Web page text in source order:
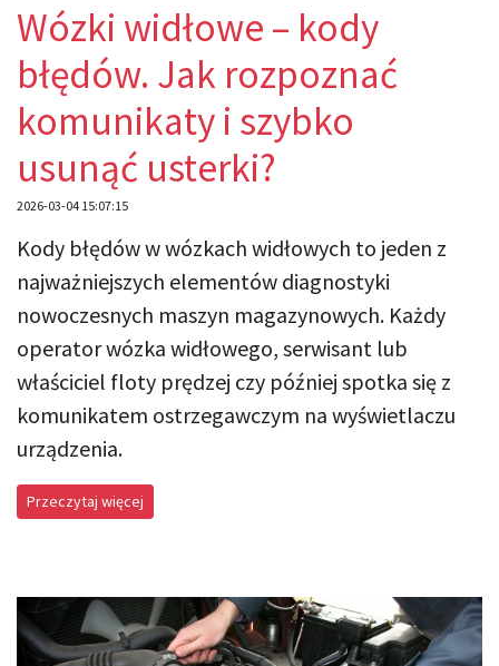
Wózki widłowe – kody
błędów. Jak rozpoznać
komunikaty i szybko
usunąć usterki?
2026-03-04 15:07:15
Kody błędów w wózkach widłowych to jeden z
najważniejszych elementów diagnostyki
nowoczesnych maszyn magazynowych. Każdy
operator wózka widłowego, serwisant lub
właściciel floty prędzej czy później spotka się z
komunikatem ostrzegawczym na wyświetlaczu
urządzenia.
Przeczytaj więcej